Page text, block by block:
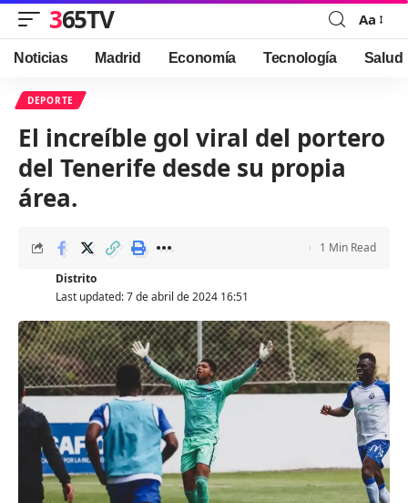
365TV
Font
Resizer
Aa
Noticias Madrid Economía Tecnología Salud
DEPORTE
El increíble gol viral del portero
del Tenerife desde su propia
área.
Last updated: 7 de abril de 2024 16:51
Distrito
1 Min Read